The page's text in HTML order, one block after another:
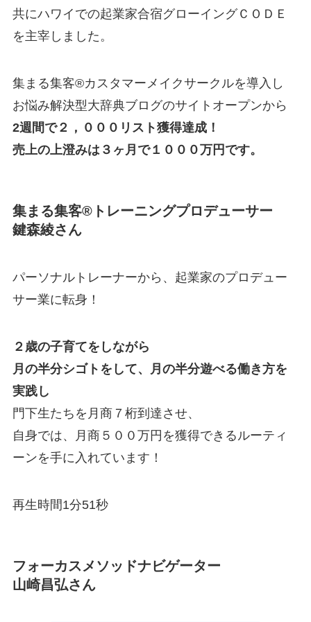
共にハワイでの起業家合宿グローイングＣＯＤＥ
を主宰しました。
集まる集客®カスタマーメイクサークルを導入し
お悩み解決型大辞典ブログのサイトオープンから
2週間で２，０００リスト獲得達成！
売上の上澄みは３ヶ月で１０００万円です。
集まる集客®トレーニングプロデューサー
鍵森綾さん
パーソナルトレーナーから、起業家のプロデュー
サー業に転身！
２歳の子育てをしながら
月の半分シゴトをして、月の半分遊べる働き方を
実践し
門下生たちを月商７桁到達させ、
自身では、月商５００万円を獲得できるルーティ
ーンを手に入れています！
再生時間1分51秒
フォーカスメソッドナビゲーター
山崎昌弘さん